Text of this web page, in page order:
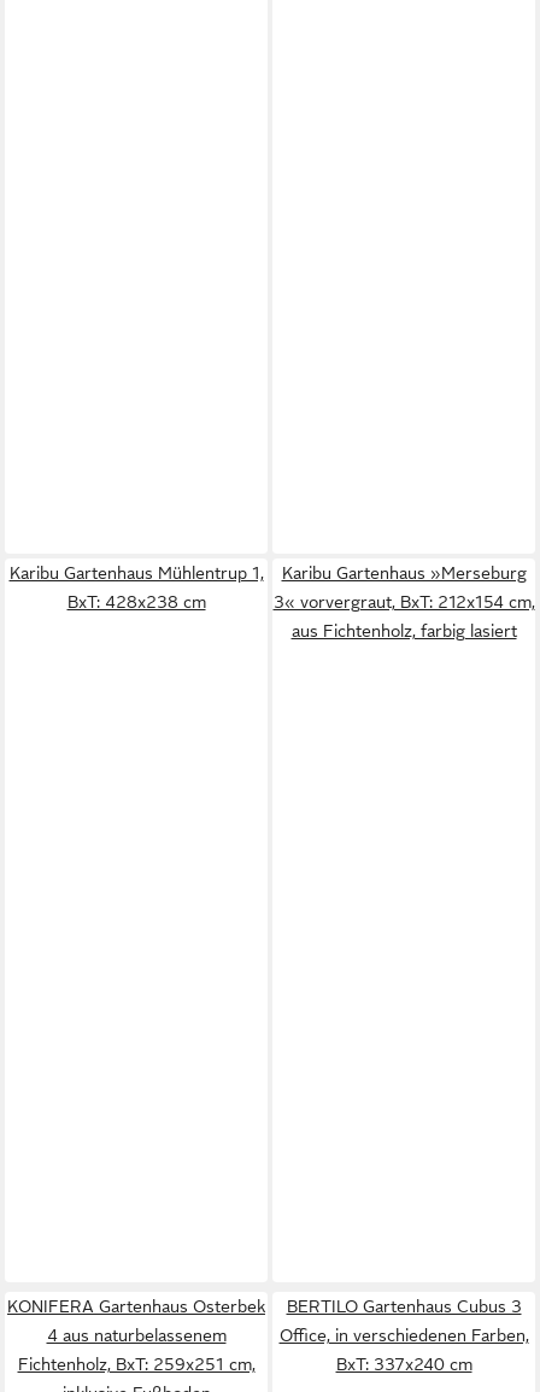
Karibu Gartenhaus Mühlentrup 1,
BxT: 428x238 cm
Karibu Gartenhaus »Merseburg
3« vorvergraut, BxT: 212x154 cm,
aus Fichtenholz, farbig lasiert
KONIFERA Gartenhaus Osterbek
4 aus naturbelassenem
Fichtenholz, BxT: 259x251 cm,
BERTILO Gartenhaus Cubus 3
Office, in verschiedenen Farben,
BxT: 337x240 cm